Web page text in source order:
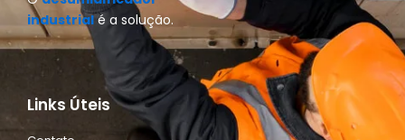
industrialé a solução.
Links Úteis